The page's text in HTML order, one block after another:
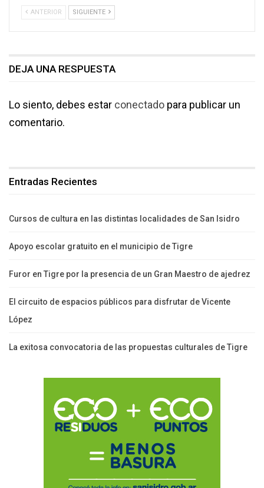
ANTERIOR SIGUIENTE
DEJA UNA RESPUESTA
Lo siento, debes estar conectado para publicar un
comentario.
Entradas Recientes
Cursos de cultura en las distintas localidades de San Isidro
Apoyo escolar gratuito en el municipio de Tigre
Furor en Tigre por la presencia de un Gran Maestro de ajedrez
El circuito de espacios públicos para disfrutar de Vicente
López
La exitosa convocatoria de las propuestas culturales de Tigre